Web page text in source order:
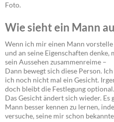
Foto.
Wie sieht ein Mann
Wenn ich mir einen Mann
und an seine Eigenschaften
sein Aussehen zusammenreime –
Dann bewegt sich diese Person.
ich noch nicht mal ein Gesicht.
doch bleibt die Festlegung optional.
Das Gesicht ändert sich wieder.
Mann besser kennen zu lernen,
versuche, seine mir schon